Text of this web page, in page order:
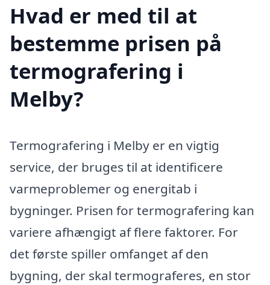
Hvad er med til at
bestemme prisen på
termografering i
Melby?
Termografering i Melby er en vigtig
service, der bruges til at identificere
varmeproblemer og energitab i
bygninger. Prisen for termografering kan
variere afhængigt af flere faktorer. For
det første spiller omfanget af den
bygning, der skal termograferes, en stor